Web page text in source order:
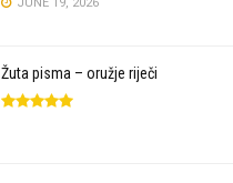
JUNE 19, 2026
Žuta pisma – oružje riječi